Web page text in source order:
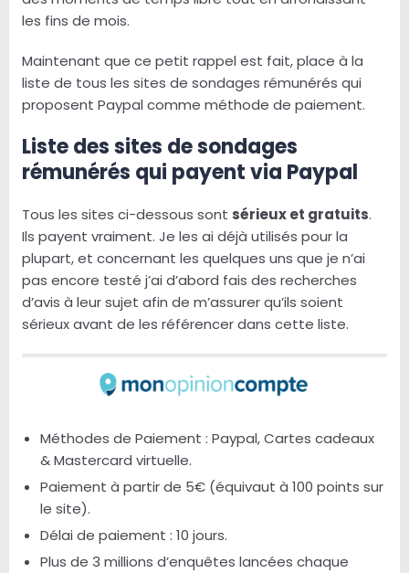
les fins de mois.
Maintenant que ce petit rappel est fait, place à la
liste de tous les sites de sondages rémunérés qui
proposent Paypal comme méthode de paiement.
Liste des sites de sondages
rémunérés qui payent via Paypal
Tous les sites ci-dessous sont sérieux et gratuits.
Ils payent vraiment. Je les ai déjà utilisés pour la
plupart, et concernant les quelques uns que je n’ai
pas encore testé j’ai d’abord fais des recherches
d’avis à leur sujet afin de m’assurer qu’ils soient
sérieux avant de les référencer dans cette liste.
Méthodes de Paiement : Paypal, Cartes cadeaux
& Mastercard virtuelle.
Paiement à partir de 5€ (équivaut à 100 points sur
le site).
Délai de paiement : 10 jours.
Plus de 3 millions d’enquêtes lancées chaque